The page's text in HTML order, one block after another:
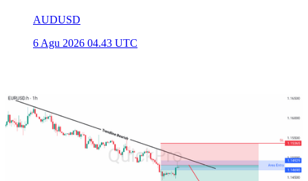
AUDUSD
6 Agu 2026 04.43 UTC